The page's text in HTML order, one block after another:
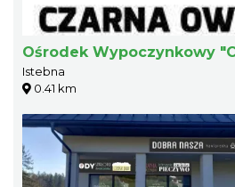
Ośrodek Wypoczynkowy
Istebna
0.41 km